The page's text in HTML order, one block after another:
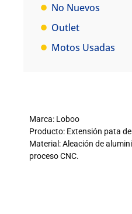
No Nuevos
Outlet
Motos Usadas
Marca: Loboo
Producto: Extensión pata
Material: Aleación de
proceso CNC.